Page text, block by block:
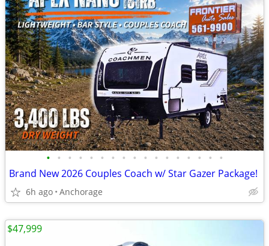
• • • • • • • • • • • • • • • • •
Brand New 2026 Couples Coach w/ Star Gazer Package!
6h ago Anchorage
$47,999